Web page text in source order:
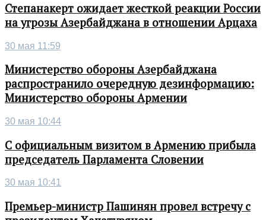
Степанакерт ожидает жесткой реакции России
на угрозы Азербайджана в отношении Арцаха
30 мая 11:59
Министерство обороны Азербайджана
распространило очередную дезинформацию:
Министерство обороны Армении
30 мая 10:44
С официальным визитом в Армению прибыла
председатель Парламента Словении
30 мая 10:41
Премьер-министр Пашинян провел встречу с